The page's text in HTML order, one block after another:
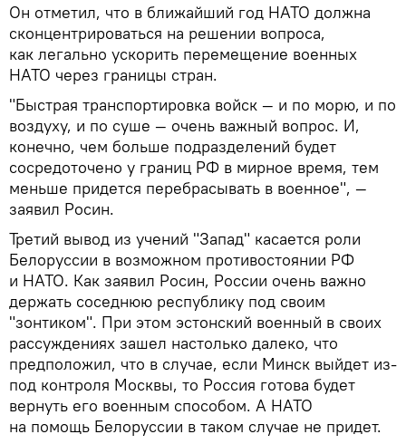
Он отметил, что в ближайший год НАТО должна
сконцентрироваться на решении вопроса,
как легально ускорить перемещение военных
НАТО через границы стран.
"Быстрая транспортировка войск — и по морю, и по
воздуху, и по суше — очень важный вопрос. И,
конечно, чем больше подразделений будет
сосредоточено у границ РФ в мирное время, тем
меньше придется перебрасывать в военное", —
заявил Росин.
Третий вывод из учений "Запад" касается роли
Белоруссии в возможном противостоянии РФ
и НАТО. Как заявил Росин, России очень важно
держать соседнюю республику под своим
"зонтиком". При этом эстонский военный в своих
рассуждениях зашел настолько далеко, что
предположил, что в случае, если Минск выйдет из-
под контроля Москвы, то Россия готова будет
вернуть его военным способом. А НАТО
на помощь Белоруссии в таком случае не придет.